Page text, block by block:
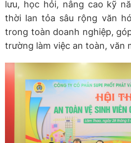
lưu, học hỏi, nâng cao kỹ
thời lan tỏa sâu rộng văn
trong toàn doanh nghiệp,
trường làm việc an toàn, văn